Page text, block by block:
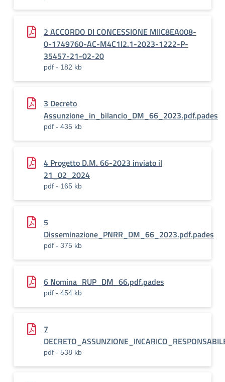
2 ACCORDO DI CONCESSIONE MIIC8EA008-
0-1749760-AC-M4C1I2.1-2023-1222-P-
35457-21-02-20
pdf - 182 kb
3 Decreto
Assunzione_in_bilancio_DM_66_2023.pdf.pades
pdf - 435 kb
4 Progetto D.M. 66-2023 inviato il
21_02_2024
pdf - 165 kb
5
Disseminazione_PNRR_DM_66_2023.pdf.pades
pdf - 375 kb
6 Nomina_RUP_DM_66.pdf.pades
pdf - 454 kb
7
pdf - 538 kb